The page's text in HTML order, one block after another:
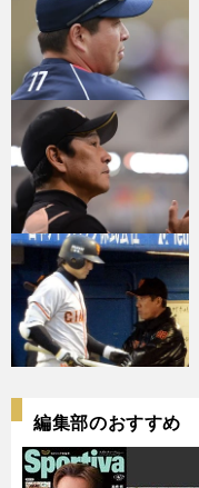
編集部のおすすめ